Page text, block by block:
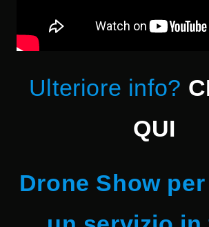
Ulteriore info?
QUI
Drone Show